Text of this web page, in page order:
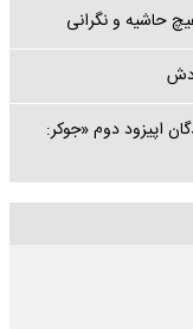
حاشیه‌ و نگرانی
اپیزود دوم «جوکر: